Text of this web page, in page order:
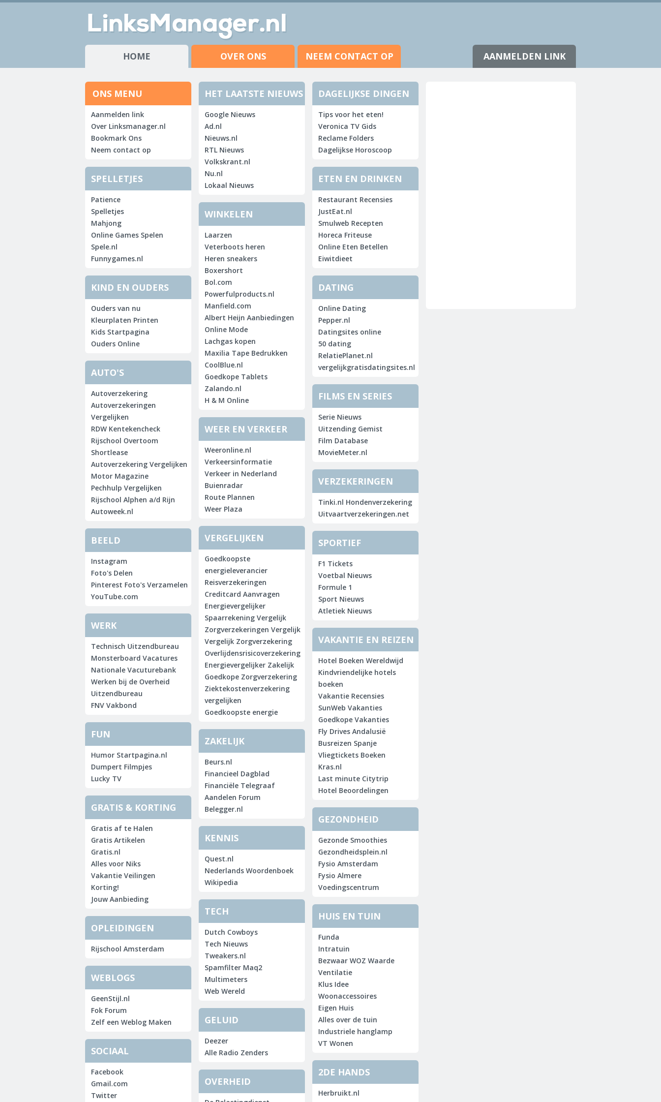
HOME OVER ONS NEEM CONTACT OP AANMELDEN LINK
ONS MENU
Aanmelden link
Over Linksmanager.nl
Bookmark Ons
Neem contact op
SPELLETJES
Patience
Spelletjes
Mahjong
Online Games Spelen
Spele.nl
Funnygames.nl
KIND EN OUDERS
Ouders van nu
Kleurplaten Printen
Kids Startpagina
Ouders Online
AUTO'S
Autoverzekering
Autoverzekeringen
Vergelijken
RDW Kentekencheck
Rijschool Overtoom
Shortlease
Autoverzekering Vergelijken
Motor Magazine
Pechhulp Vergelijken
Rijschool Alphen a/d Rijn
Autoweek.nl
BEELD
Instagram
Foto's Delen
Pinterest Foto's Verzamelen
YouTube.com
WERK
Technisch Uitzendbureau
Monsterboard Vacatures
Nationale Vacuturebank
Werken bij de Overheid
Uitzendbureau
FNV Vakbond
FUN
Humor Startpagina.nl
Dumpert Filmpjes
Lucky TV
GRATIS & KORTING
Gratis af te Halen
Gratis Artikelen
Gratis.nl
Alles voor Niks
Vakantie Veilingen
Korting!
Jouw Aanbieding
OPLEIDINGEN
Rijschool Amsterdam
WEBLOGS
GeenStijl.nl
Fok Forum
Zelf een Weblog Maken
SOCIAAL
Facebook
Gmail.com
Twitter
HET LAATSTE NIEUWS
Google Nieuws
Ad.nl
Nieuws.nl
RTL Nieuws
Volkskrant.nl
Nu.nl
Lokaal Nieuws
WINKELEN
Laarzen
Veterboots heren
Heren sneakers
Boxershort
Bol.com
Powerfulproducts.nl
Manfield.com
Albert Heijn Aanbiedingen
Online Mode
Lachgas kopen
Maxilia Tape Bedrukken
CoolBlue.nl
Goedkope Tablets
Zalando.nl
H & M Online
WEER EN VERKEER
Weeronline.nl
Verkeersinformatie
Verkeer in Nederland
Buienradar
Route Plannen
Weer Plaza
VERGELIJKEN
Goedkoopste
energieleverancier
Reisverzekeringen
Creditcard Aanvragen
Energievergelijker
Spaarrekening Vergelijk
Zorgverzekeringen Vergelijk
Vergelijk Zorgverzekering
Overlijdensrisicoverzekering
Energievergelijker Zakelijk
Goedkope Zorgverzekering
Ziektekostenverzekering
vergelijken
Goedkoopste energie
ZAKELIJK
Beurs.nl
Financieel Dagblad
Financiële Telegraaf
Aandelen Forum
Belegger.nl
KENNIS
Quest.nl
Nederlands Woordenboek
Wikipedia
TECH
Dutch Cowboys
Tech Nieuws
Tweakers.nl
Spamfilter Maq2
Multimeters
Web Wereld
GELUID
Deezer
Alle Radio Zenders
OVERHEID
DAGELIJKSE DINGEN
Tips voor het eten!
Veronica TV Gids
Reclame Folders
Dagelijkse Horoscoop
ETEN EN DRINKEN
Restaurant Recensies
JustEat.nl
Smulweb Recepten
Horeca Friteuse
Online Eten Betellen
Eiwitdieet
DATING
Online Dating
Pepper.nl
Datingsites online
50 dating
RelatiePlanet.nl
vergelijkgratisdatingsites.nl
FILMS EN SERIES
Serie Nieuws
Uitzending Gemist
Film Database
MovieMeter.nl
VERZEKERINGEN
Tinki.nl Hondenverzekering
Uitvaartverzekeringen.net
SPORTIEF
F1 Tickets
Voetbal Nieuws
Formule 1
Sport Nieuws
Atletiek Nieuws
VAKANTIE EN REIZEN
Hotel Boeken Wereldwijd
Kindvriendelijke hotels
boeken
Vakantie Recensies
SunWeb Vakanties
Goedkope Vakanties
Fly Drives Andalusië
Busreizen Spanje
Vliegtickets Boeken
Kras.nl
Last minute Citytrip
Hotel Beoordelingen
GEZONDHEID
Gezonde Smoothies
Gezondheidsplein.nl
Fysio Amsterdam
Fysio Almere
Voedingscentrum
HUIS EN TUIN
Funda
Intratuin
Bezwaar WOZ Waarde
Ventilatie
Klus Idee
Woonaccessoires
Eigen Huis
Alles over de tuin
Industriele hanglamp
VT Wonen
2DE HANDS
Herbruikt.nl